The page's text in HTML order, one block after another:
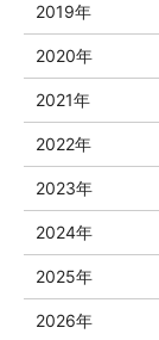
2019年
2020年
2021年
2022年
2023年
2024年
2025年
2026年